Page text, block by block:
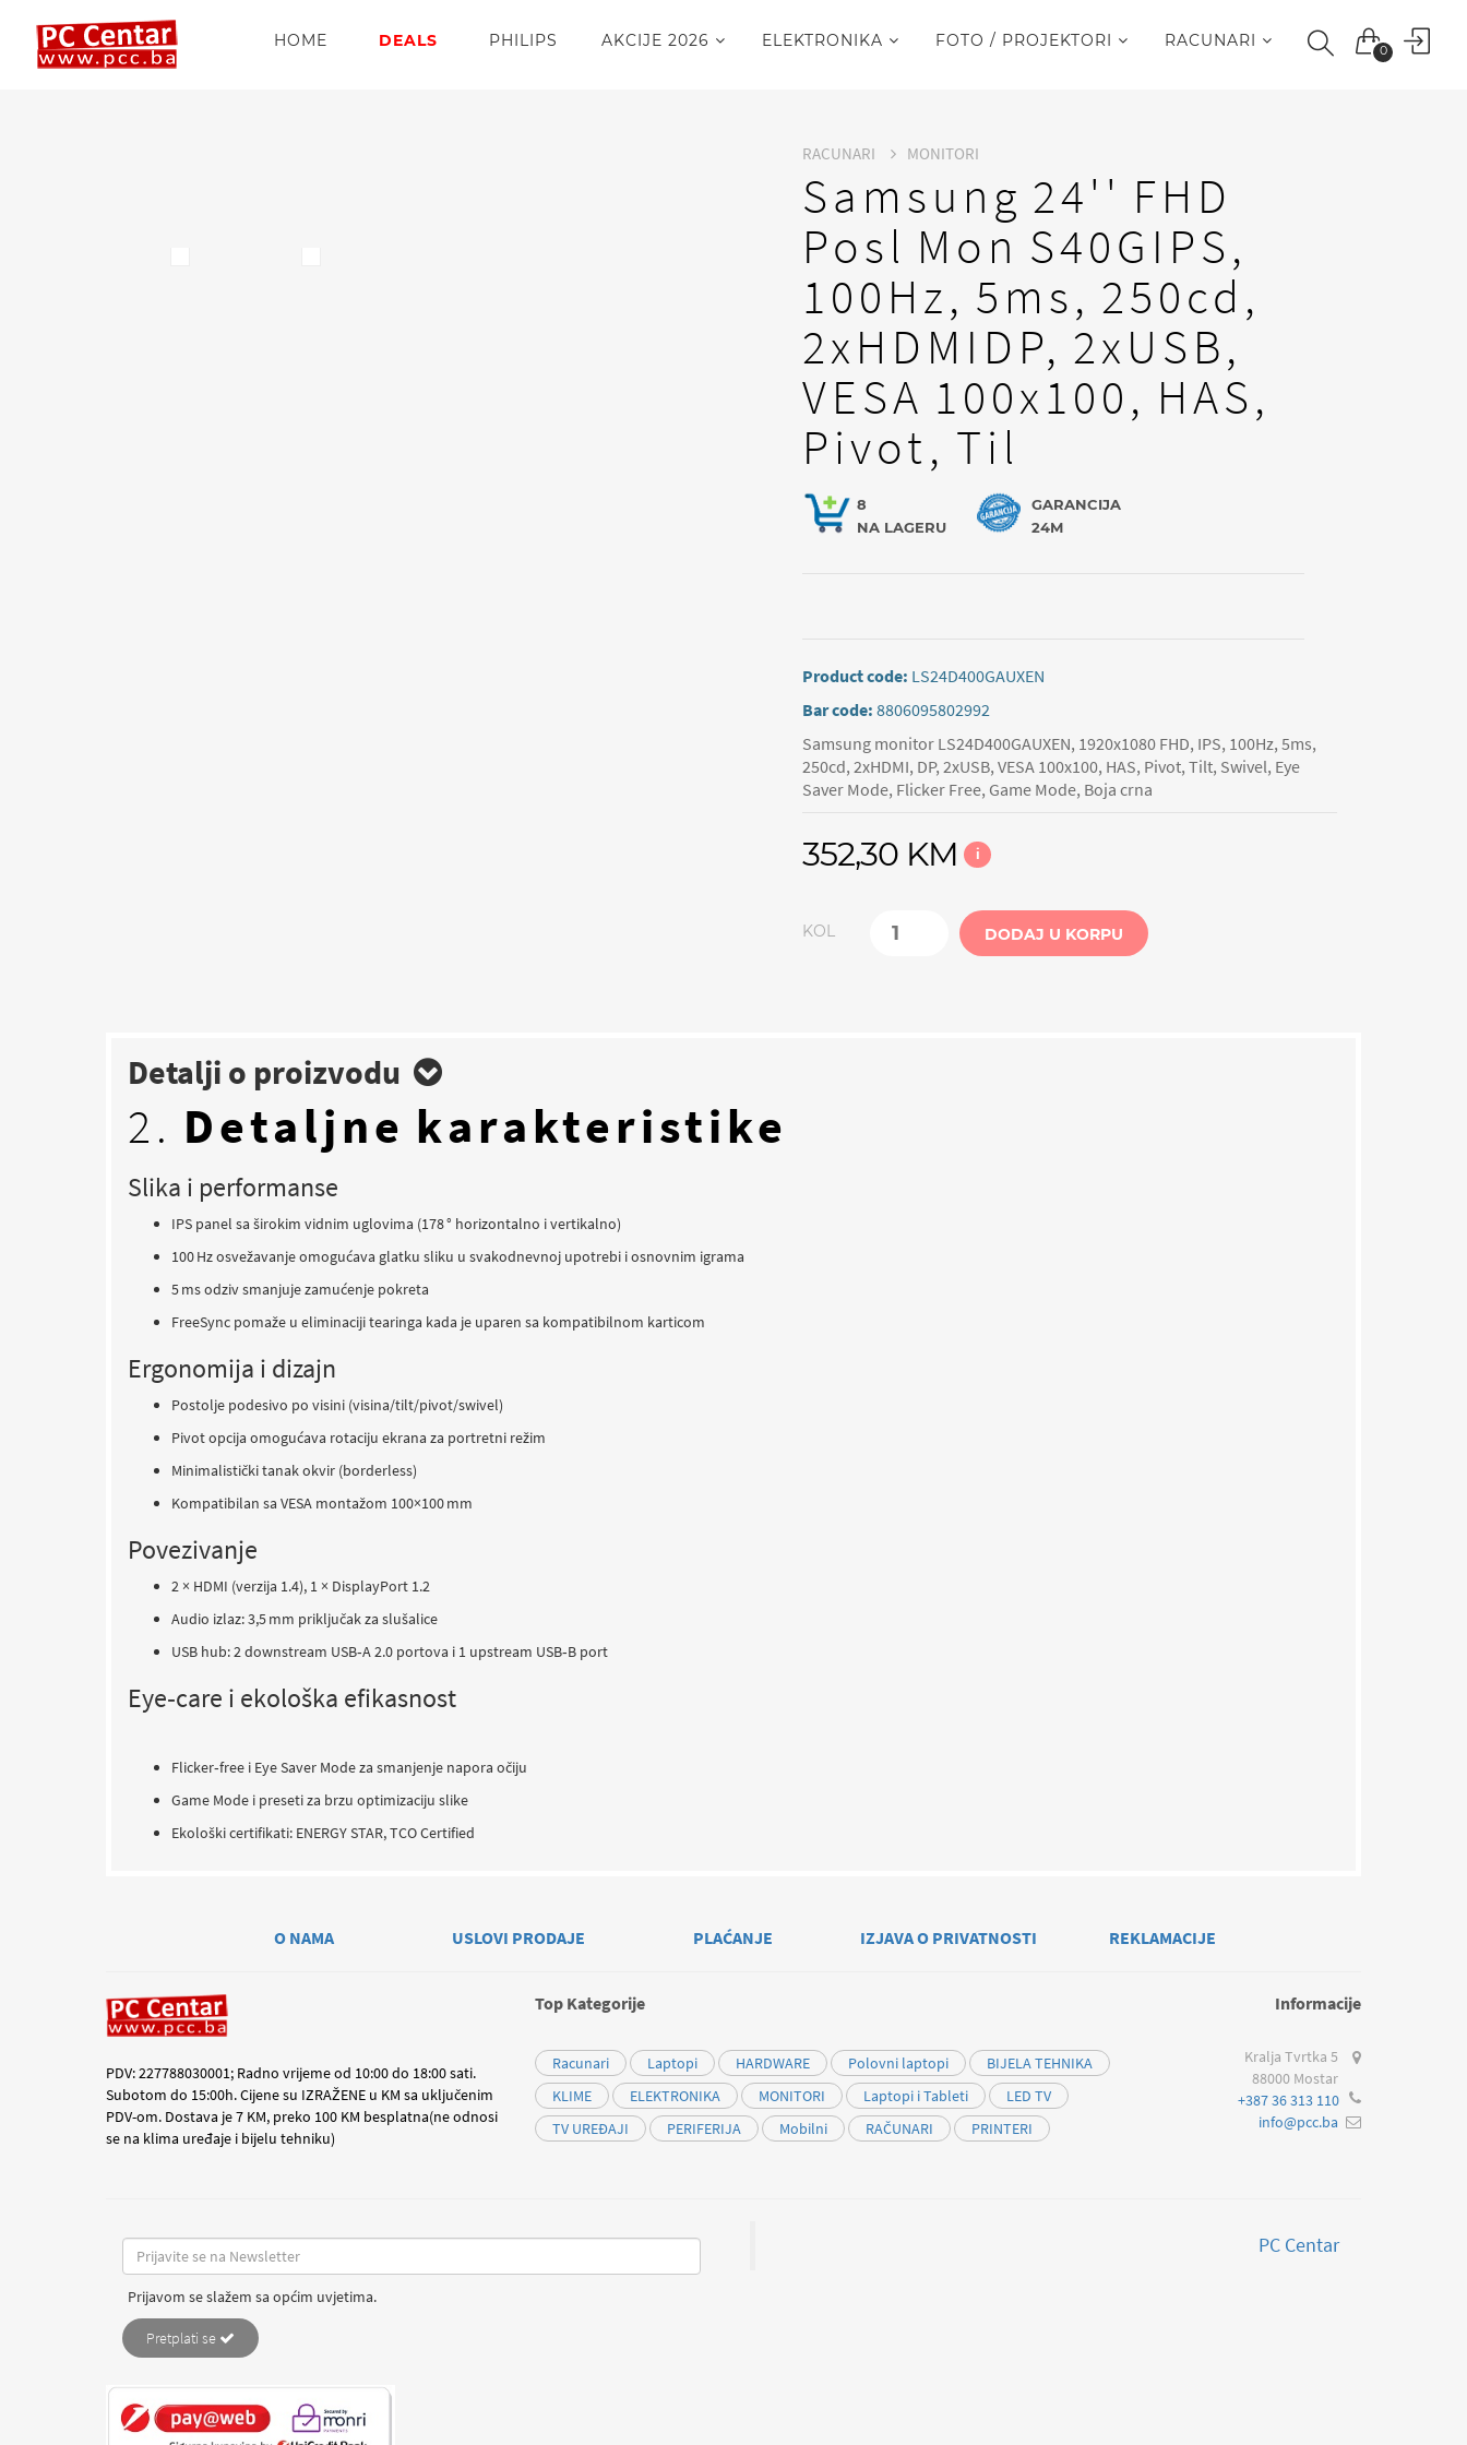
0
HOME DEALS PHILIPS AKCIJE 2026 ELEKTRONIKA FOTO / PROJEKTORI RACUNARI
RACUNARI MONITORI
Samsung 24'' FHD
Posl Mon S40GIPS,
100Hz, 5ms, 250cd,
2xHDMIDP, 2xUSB,
VESA 100x100, HAS,
Pivot, Til
8
NA LAGERU
GARANCIJA
24M
Product code: LS24D400GAUXEN
Bar code:8806095802992
Samsung monitor LS24D400GAUXEN, 1920x1080 FHD, IPS, 100Hz, 5ms,
250cd, 2xHDMI, DP, 2xUSB, VESA 100x100, HAS, Pivot, Tilt, Swivel, Eye
Saver Mode, Flicker Free, Game Mode, Boja crna
352,30 KM i
KOL DODAJ U KORPU
Detalji o proizvodu
2. Detaljne karakteristike
Slika i performanse
IPS panel sa širokim vidnim uglovima (178 ° horizontalno i vertikalno)
100 Hz osvežavanje omogućava glatku sliku u svakodnevnoj upotrebi i osnovnim igrama
5 ms odziv smanjuje zamućenje pokreta
FreeSync pomaže u eliminaciji tearinga kada je uparen sa kompatibilnom karticom
Ergonomija i dizajn
Postolje podesivo po visini (visina/tilt/pivot/swivel)
Pivot opcija omogućava rotaciju ekrana za portretni režim
Minimalistički tanak okvir (borderless)
Kompatibilan sa VESA montažom 100×100 mm
Povezivanje
2 × HDMI (verzija 1.4), 1 × DisplayPort 1.2
Audio izlaz: 3,5 mm priključak za slušalice
USB hub: 2 downstream USB‑A 2.0 portova i 1 upstream USB‑B port
Eye‑care i ekološka efikasnost
Flicker‑free i Eye Saver Mode za smanjenje napora očiju
Game Mode i preseti za brzu optimizaciju slike
Ekološki certifikati: ENERGY STAR, TCO Certified
O NAMA USLOVI PRODAJE PLAĆANJE IZJAVA O PRIVATNOSTI REKLAMACIJE
PDV: 227788030001; Radno vrijeme od 10:00 do 18:00 sati.
Subotom do 15:00h. Cijene su IZRAŽENE u KM sa uključenim
PDV-om. Dostava je 7 KM, preko 100 KM besplatna(ne odnosi
se na klima uređaje i bijelu tehniku)
Top Kategorije
Racunari Laptopi HARDWARE Polovni laptopi
BIJELA TEHNIKA
KLIME
ELEKTRONIKA MONITORI Laptopi i Tableti
LED TV
TV UREĐAJI
PERIFERIJA Mobilni RAČUNARI PRINTERI
Informacije
Kralja Tvrtka 5
88000 Mostar
+387 36 313 110
info@pcc.ba
Prijavom se slažem sa općim uvjetima.
Pretplati se
PC Centar